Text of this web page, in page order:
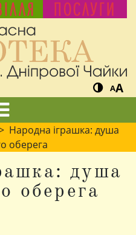
ПОСЛУГИ
AA
Народна іграшка: душа
оберега
душа
оберега